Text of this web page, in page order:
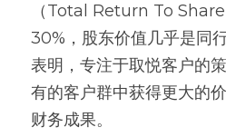
（Total Return To
30%，股东价值几乎是同
表明，专注于取悦客户的
有的客户群中获得更大的
财务成果。